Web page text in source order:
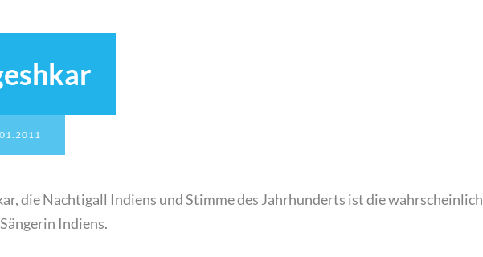
die Nachtigall Indiens und Stimme des Jahrhunderts ist die wahrscheinlich
Indiens.